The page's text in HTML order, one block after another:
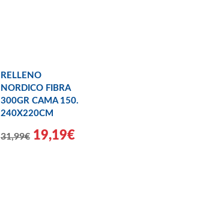
RELLENO
NORDICO FIBRA
300GR CAMA 150.
240X220CM
31,99€ 19,19€